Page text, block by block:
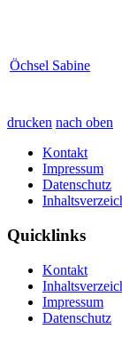
Öchsel Sabine
drucken nach oben
Kontakt
Impressum
Datenschutz
Quicklinks
Kontakt
Impressum
Datenschutz